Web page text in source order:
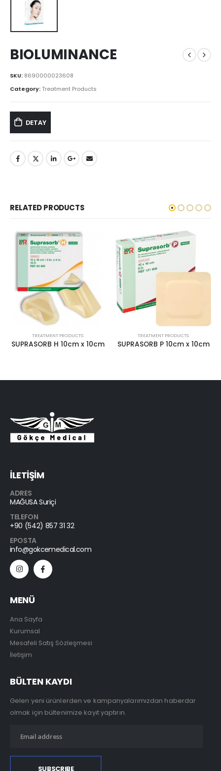
BIOLUMINANCE
SKU: 8690000023608
Category:Treatment Products
DETAY
RELATED PRODUCTS
PRODUCTS
H 10cm x 10cm
TREATMENT PRODUCTS
SUPRASORB P 10cm x 10cm
İLETİŞİM
ADRES
MAĞUSA Suriçi
TELEFON
+90 (542) 857 31 32
EPOSTA
info@gokcemedical.com
MENÜ
Ana Sayfa
Kurumsal
Mesafeli Satış Sözleşmesi
İletişim
BÜLTEN KAYDI
Gelen yeni ürünlerden ve kampanyalarımızdan haberdar
olmak için bültenimize kayıt yaptırın.